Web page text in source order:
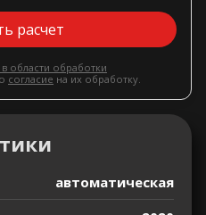
расчет
области обработки
согласие на их обработку.
автоматическая